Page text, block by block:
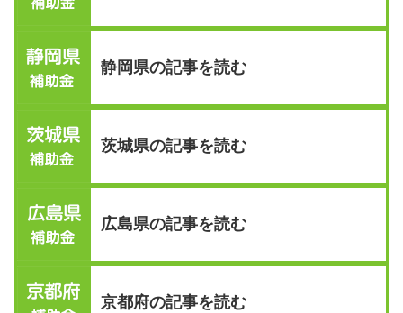
静岡県の記事を読む
茨城県の記事を読む
広島県の記事を読む
京都府の記事を読む